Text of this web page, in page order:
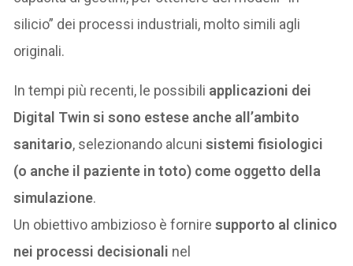
silicio” dei processi industriali, molto simili agli
originali.
In tempi più recenti, le possibili applicazioni dei
Digital Twin si sono estese anche all’ambito
sanitario, selezionando alcunisistemi fisiologici
(o anche il paziente in toto) come oggetto della
simulazione.
Un obiettivo ambizioso è forniresupporto al clinico
nei processi decisionali nel